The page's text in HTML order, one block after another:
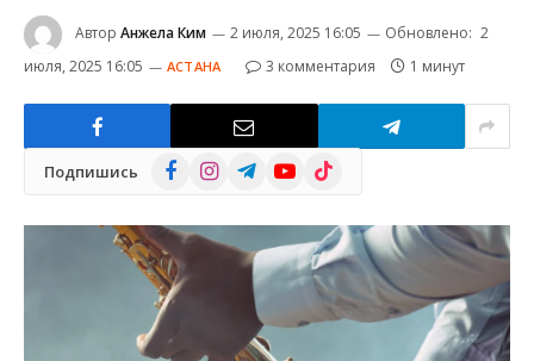
Автор Анжела Ким 2 июля, 2025 16:05 Обновлено: 2
июля, 2025 16:05
АСТАНА 3 комментария 1 минут
Подпишись FacebookInstagramTelegramYouTube
TikTok